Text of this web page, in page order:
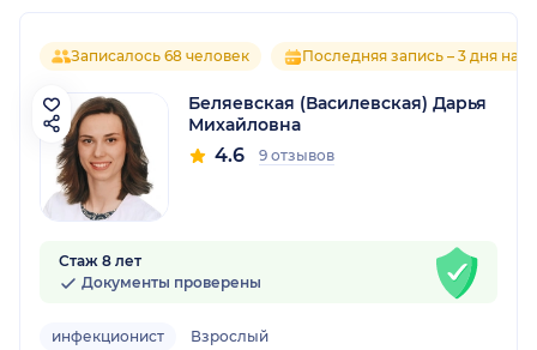
Записалось 68 человек Последняя запись – 3 дня
Беляевская (Василевская) Дарья
Михайловна
4.6 9 отзывов
Стаж 8 лет
Документы проверены
инфекционист Взрослый